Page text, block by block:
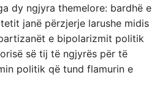
dy ngjyra themelore: bardhë e
janë përzjerje larushe midis
e bipolarizmit politik
së tij të ngjyrës për të
politik që tund flamurin e